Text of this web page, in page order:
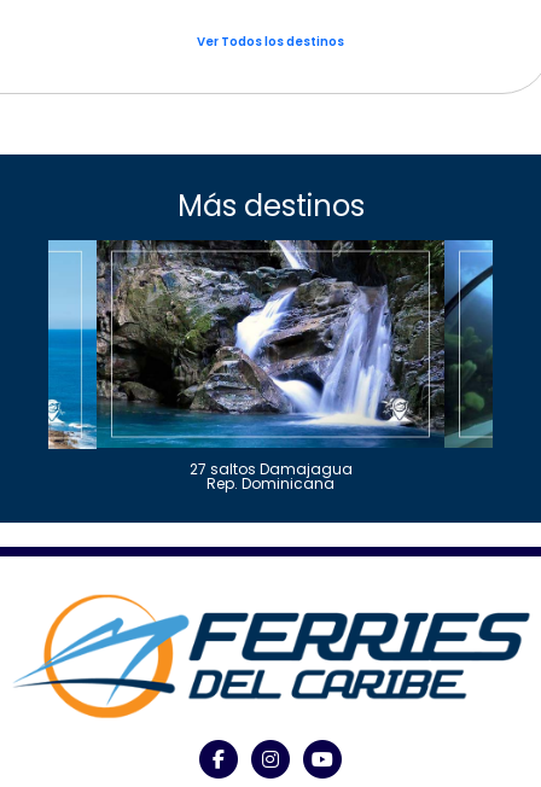
Ver Todos los destinos
Más destinos
27 saltos Damajagua
Rep. Dominicana